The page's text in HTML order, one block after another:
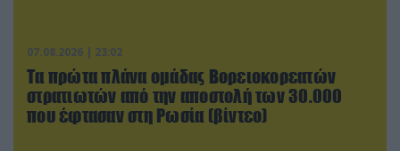
07.08.2026 | 23:02
Τα πρώτα πλάνα ομάδας Βορειοκορεατών
στρατιωτών από την αποστολή των 30.000
που έφτασαν στη Ρωσία (βίντεο)